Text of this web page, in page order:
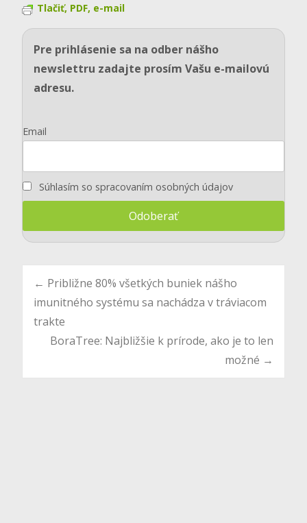
Tlačiť, PDF, e-mail
Pre prihlásenie sa na odber nášho
newslettru zadajte prosím Vašu e-mailovú
adresu.
Email
Súhlasím so spracovaním osobných údajov
Post
navigation
← Približne 80% všetkých buniek nášho
imunitného systému sa nachádza v tráviacom
trakte
BoraTree: Najbližšie k prírode, ako je to len
možné →